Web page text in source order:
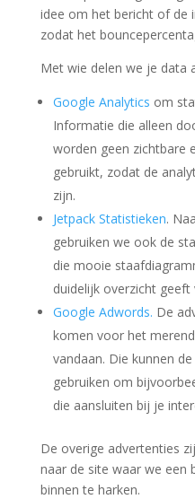
idee om het bericht of de
zodat het
Met wie delen we je data
Google Analytics om
Informatie die alleen
worden geen zichtbare
gebruikt, zodat de
zijn.
Jetpack Statistieken.
gebruiken we ook de
die mooie
duidelijk overzicht
Google Adwords. De
komen voor het
vandaan. Die kunnen
gebruiken om
die aansluiten bij je
De overige advertenties
naar de site waar we een
binnen te harken.